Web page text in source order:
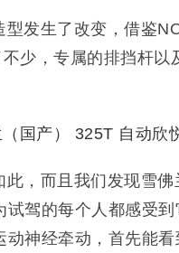
发生了改变，借鉴
少，专属的排挡杆以
，而且我们发现雪
驾的每个人都感受
神经牵动，首先能